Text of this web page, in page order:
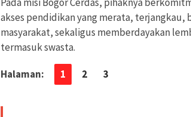
akses pendidikan yang merata,
masyarakat, sekaligus memberdayakan
termasuk swasta.
Halaman: 1 2 3